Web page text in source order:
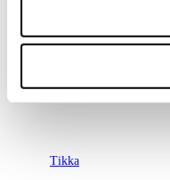
Tikka